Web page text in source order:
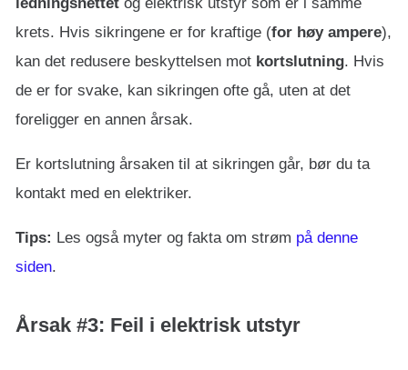
krets. Hvis sikringene er for kraftige (for høy ampere),
kan det redusere beskyttelsen mot kortslutning. Hvis
de er for svake, kan sikringen ofte gå, uten at det
foreligger en annen årsak.
Er kortslutning årsaken til at sikringen går, bør du ta
kontakt med en elektriker.
Tips: Les også myter og fakta om strøm på denne
siden.
Årsak #3: Feil i elektrisk utstyr